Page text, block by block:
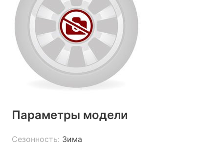
Параметры модели
Сезонность: Зима